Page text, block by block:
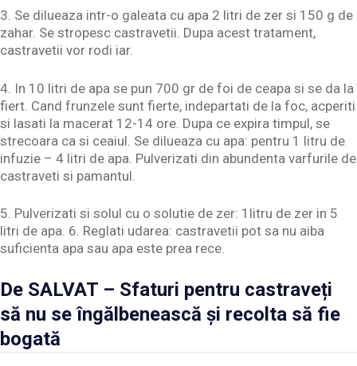
3. Se dilueaza intr-o galeata cu apa 2 litri de zer si 150 g de
zahar. Se stropesc castravetii. Dupa acest tratament,
castravetii vor rodi iar.
4. In 10 litri de apa se pun 700 gr de foi de ceapa si se da la
fiert. Cand frunzele sunt fierte, indepartati de la foc, acperiti
si lasati la macerat 12-14 ore. Dupa ce expira timpul, se
strecoara ca si ceaiul. Se dilueaza cu apa: pentru 1 litru de
infuzie – 4 litri de apa. Pulverizati din abundenta varfurile de
castraveti si pamantul.
5. Pulverizati si solul cu o solutie de zer: 1litru de zer in 5
litri de apa. 6. Reglati udarea: castravetii pot sa nu aiba
suficienta apa sau apa este prea rece.
De SALVAT – Sfaturi pentru castraveți
să nu se îngălbenească și recolta să fie
bogată